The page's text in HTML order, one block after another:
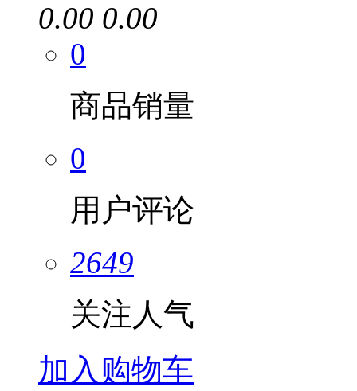
0.00 0.00
0
商品销量
0
用户评论
2649
关注人气
加入购物车